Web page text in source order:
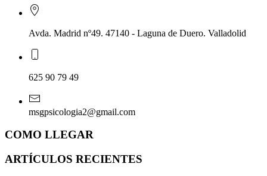
Avda. Madrid nº49. 47140 - Laguna de Duero. Valladolid
625 90 79 49
msgpsicologia2@gmail.com
COMO LLEGAR
ARTÍCULOS RECIENTES